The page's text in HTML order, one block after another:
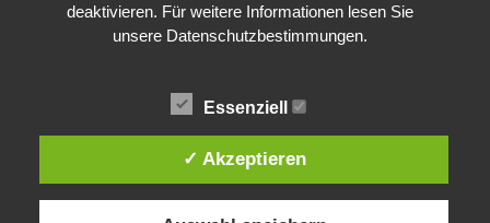
deaktivieren. Für weitere Informationen lesen Sie
unsere Datenschutzbestimmungen.
Essenziell
✓ Akzeptieren